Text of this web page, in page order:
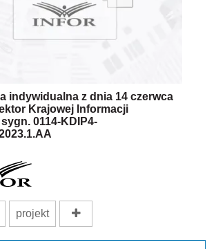
indywidualna z dnia 14 czerwca
Krajowej Informacji
0114-KDIP4-
projekt